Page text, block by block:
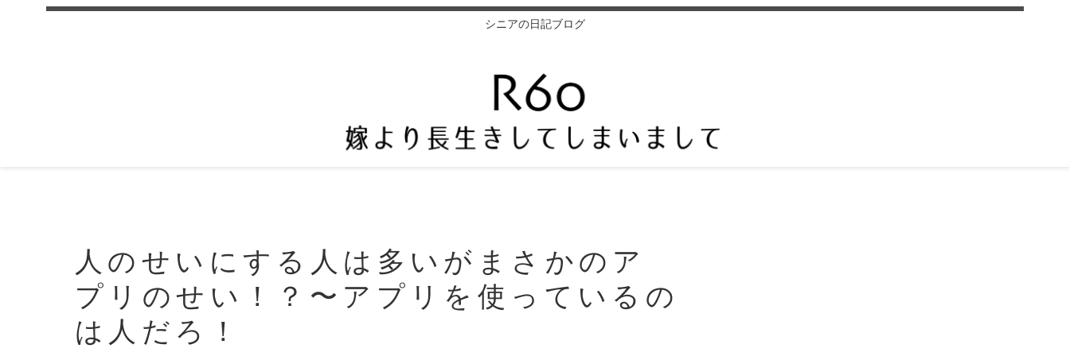
シニアの日記ブログ
人のせいにする人は多いがまさかのア
プリのせい！？〜アプリを使っているの
は人だろ！